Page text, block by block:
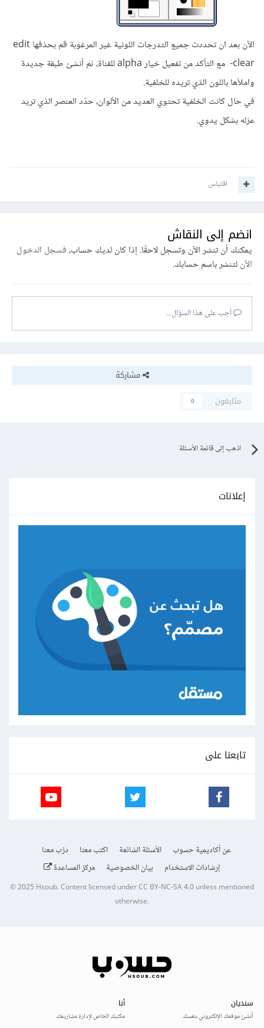
الآن بعد ان تحددت جميع التدرجات اللونية غير المرغوبة قم بحذفها edit
-clear مع التأكد من تفعيل خيار alpha للقناة، ثم أنشئ طبقة جديدة
واملأها باللون الذي تريده للخلفية.
في حال كانت الخلفية تحتوي العديد من الألوان، حدّد العنصر الذي تريد
عزله بشكل يدوي.
اقتباس
انضم إلى النقاش
يمكنك أن تنشر الآن وتسجل لاحقًا. إذا كان لديك حساب،فسجل الدخول
الآنلتنشر باسم حسابك.
أجب على هذا السؤال...
مشاركة
متابعون
0
اذهب إلى قائمة الأسئلة
إعلانات
تابعنا على
عن أكاديمية حسوب الأسئلة الشائعة اكتب معنا
درّب معنا
إرشادات الاستخدام
بيان الخصوصية مركز المساعدة
© 2025Hsoub.Content licensed underCC BY-NC-SA 4.0unless mentioned
otherwise.